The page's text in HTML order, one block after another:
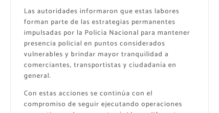
Las autoridades informaron que estas labores
forman parte de las estrategias permanentes
impulsadas por la Policía Nacional para mantener
presencia policial en puntos considerados
vulnerables y brindar mayor tranquilidad a
comerciantes, transportistas y ciudadanía en
general.
Con estas acciones se continúa con el
compromiso de seguir ejecutando operaciones